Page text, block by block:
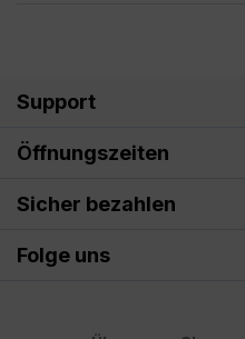
Support
Öffnungszeiten
Sicher bezahlen
Folge uns